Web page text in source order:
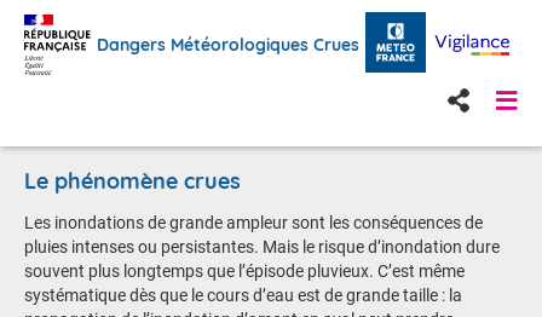
Dangers Météorologiques Crues
Le phénomène crues
Les inondations de grande ampleur sont les conséquences de
pluies intenses ou persistantes. Mais le risque d’inondation dure
souvent plus longtemps que l’épisode pluvieux. C’est même
systématique dès que le cours d’eau est de grande taille : la